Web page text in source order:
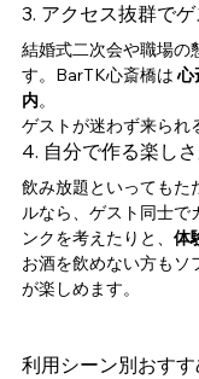
3. アクセス抜群で
結婚式二次会や職場の
す。BarTK心斎橋は 心
内。
ゲストが迷わず来られ
4. 自分で作る楽し
飲み放題といってもた
ルなら、ゲスト同士で
ンクを考えたりと、 体
お酒を飲めない方もソ
が楽しめます。
利用シーン別おすす